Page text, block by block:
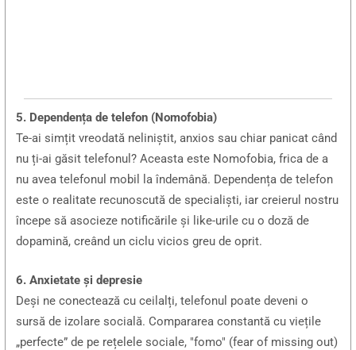
5. Dependența de telefon (Nomofobia)
Te-ai simțit vreodată neliniștit, anxios sau chiar panicat când
nu ți-ai găsit telefonul? Aceasta este Nomofobia, frica de a
nu avea telefonul mobil la îndemână. Dependența de telefon
este o realitate recunoscută de specialiști, iar creierul nostru
începe să asocieze notificările și like-urile cu o doză de
dopamină, creând un ciclu vicios greu de oprit.
6. Anxietate și depresie
Deși ne conectează cu ceilalți, telefonul poate deveni o
sursă de izolare socială. Compararea constantă cu viețile
„perfecte” de pe rețelele sociale, "fomo" (fear of missing out)